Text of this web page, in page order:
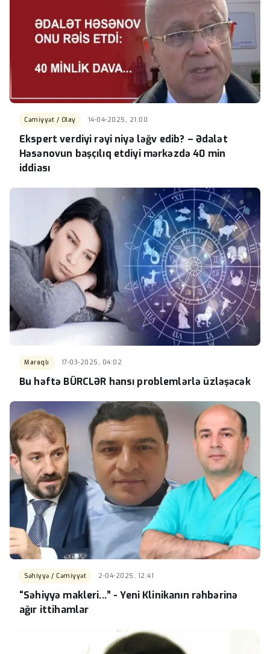
Cəmiyyət / Olay 14-04-2025, 21:00
Ekspert verdiyi rəyi niyə ləğv edib? – Ədalət
Həsənovun başçılıq etdiyi mərkəzdə 40 min
iddiası
Maraqlı 17-03-2025, 04:02
Bu həftə BÜRCLƏR hansı problemlərlə üzləşəcək
Səhiyyə / Cəmiyyət 2-04-2025, 12:41
“Səhiyyə makleri...” - Yeni Klinikanın rəhbərinə
ağır ittihamlar